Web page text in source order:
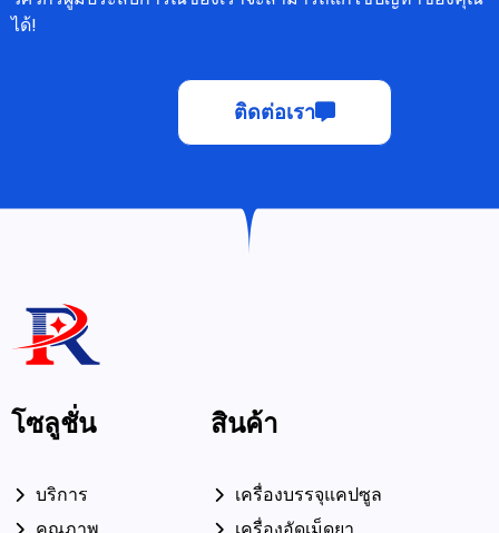
ได้!
ติดต่อเรา
โซลูชั่น
บริการ
สินค้า
เครื่องบรรจุแคปซูล